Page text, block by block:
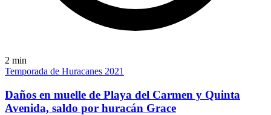
2 min
Temporada de Huracanes 2021
Daños en muelle de Playa del Carmen y Quinta
Avenida, saldo por huracán Grace